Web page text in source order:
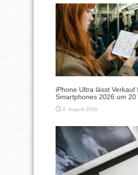
iPhone Ultra lässt Verkauf
Smartphones 2026 um
6. August 2026